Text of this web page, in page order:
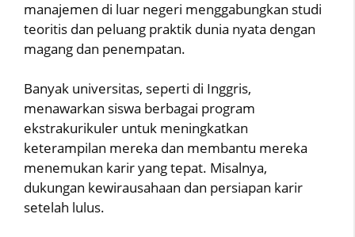
manajemen di luar negeri menggabungkan studi
teoritis dan peluang praktik dunia nyata dengan
magang dan penempatan.
Banyak universitas, seperti di Inggris,
menawarkan siswa berbagai program
ekstrakurikuler untuk meningkatkan
keterampilan mereka dan membantu mereka
menemukan karir yang tepat. Misalnya,
dukungan kewirausahaan dan persiapan karir
setelah lulus.